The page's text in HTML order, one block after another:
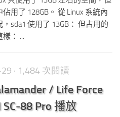
用了 128GB。 從 Linux 系統內
sda1 使用了 13GB： 但占用的
： ...
· 1,484 次閱讀
/ Life Force
88 Pro 播放